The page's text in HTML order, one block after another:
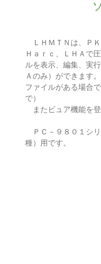
ＬＨＭＴＮは、ＰＫ
Ｈａｒｃ、ＬＨＡで
ルを表示、編集、実
Ａのみ）ができます
ファイルがある場合
で）
またビュア機能を登
ＰＣ－９８０１シ
種）用です。